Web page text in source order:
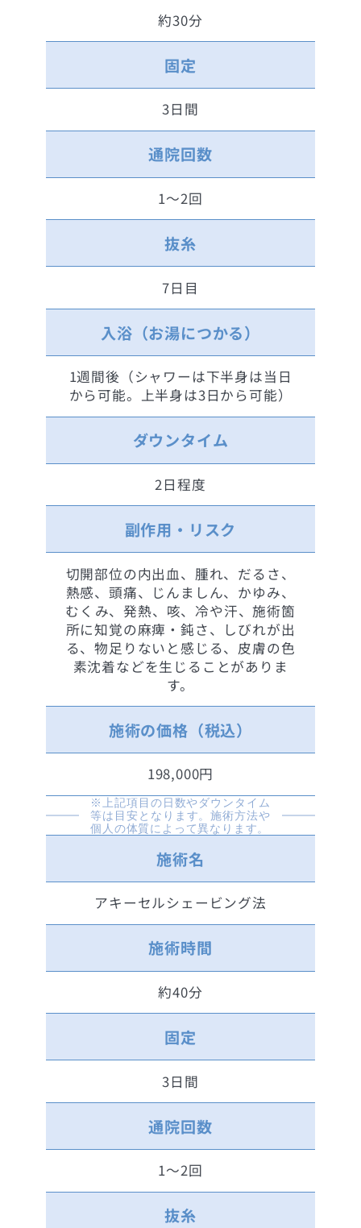
約30分
固定
3日間
通院回数
1～2回
抜糸
7日目
入浴（お湯につかる）
1週間後（シャワーは下半身は当日
から可能。上半身は3日から可能）
ダウンタイム
2日程度
副作用・リスク
切開部位の内出血、腫れ、だるさ、
熱感、頭痛、じんましん、かゆみ、
むくみ、発熱、咳、冷や汗、施術箇
所に知覚の麻痺・鈍さ、しびれが出
る、物足りないと感じる、皮膚の色
素沈着などを生じることがありま
す。
施術の価格（税込）
198,000円
※上記項目の日数やダウンタイム
等は目安となります。施術方法や
個人の体質によって異なります。
施術名
アキーセルシェービング法
施術時間
約40分
固定
3日間
通院回数
1～2回
抜糸